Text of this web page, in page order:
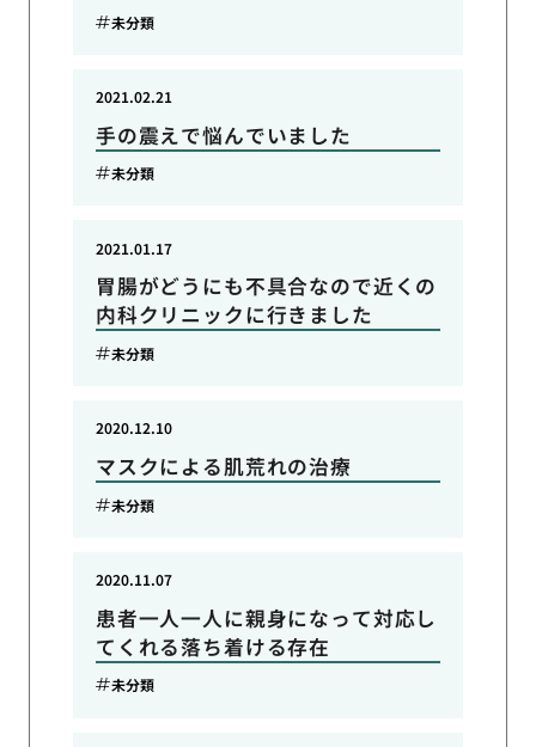
未分類
手の震えで悩んでいました
2021.02.21
未分類
胃腸がどうにも不具合なので近くの
内科クリニックに行きました
2021.01.17
未分類
マスクによる肌荒れの治療
2020.12.10
未分類
患者一人一人に親身になって対応し
てくれる落ち着ける存在
2020.11.07
未分類